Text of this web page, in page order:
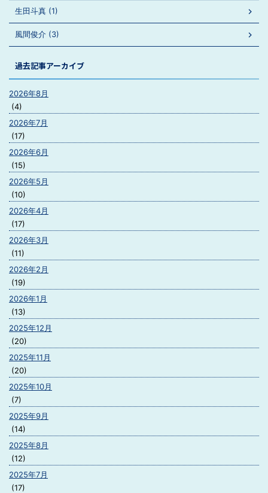
生田斗真 (1)
風間俊介 (3)
過去記事アーカイブ
2026年8月
(4)
2026年7月
(17)
2026年6月
(15)
2026年5月
(10)
2026年4月
(17)
2026年3月
(11)
2026年2月
(19)
2026年1月
(13)
2025年12月
(20)
2025年11月
(20)
2025年10月
(7)
2025年9月
(14)
2025年8月
(12)
2025年7月
(17)